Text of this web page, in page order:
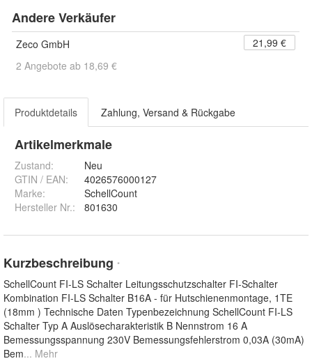
Andere Verkäufer
Zeco GmbH
21,99 €
2 Angebote ab 18,69 €
Produktdetails Zahlung, Versand & Rückgabe
Artikelmerkmale
Zustand:
Neu
GTIN / EAN:
4026576000127
Marke:
SchellCount
Hersteller Nr.:
801630
Kurzbeschreibung *
SchellCount FI-LS Schalter Leitungsschutzschalter FI-Schalter
Kombination FI-LS Schalter B16A - für Hutschienenmontage, 1TE
(18mm ) Technische Daten Typenbezeichnung SchellCount FI-LS
Schalter Typ A Auslösecharakteristik B Nennstrom 16 A
Bemessungsspannung 230V Bemessungsfehlerstrom 0,03A (30mA)
Bem... Mehr